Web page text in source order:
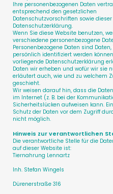
Ihre personenbezogenen Daten
entsprechend den gesetzlichen
Datenschutzvorschriften sowie dieser
Datenschutzerklärung.
Wenn Sie diese Website benutzen,
verschiedene personenbezogene
Personenbezogene Daten sind
persönlich identifiziert werden
vorliegende Datenschutzerklärung
Daten wir erheben und wofür wir sie
erläutert auch, wie und zu welchem
geschieht.
Wir weisen darauf hin, dass die
im Internet (z. B. bei der
Sicherheitslücken aufweisen kann.
Schutz der Daten vor dem Zugriff
nicht möglich.
Hinweis zur verantwortlichen
Die verantwortliche Stelle für die
auf dieser Website ist:
Tiernahrung Lennartz
Inh. Stefan Wingels
Dürenerstraße 316